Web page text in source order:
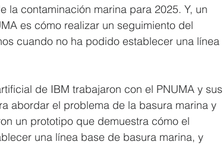
la contaminación marina para 2025. Y, un
es cómo realizar un seguimiento del
cuando no ha podido establecer una línea
de IBM trabajaron con el PNUMA y sus
abordar el problema de la basura marina y
un prototipo que demuestra cómo el
una línea base de basura marina, y